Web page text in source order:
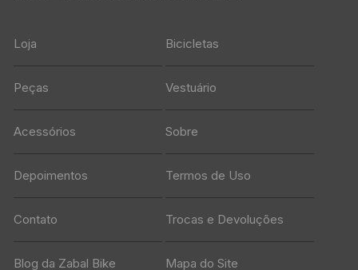
Loja Bicicletas
Peças Vestuário
Acessórios Sobre
Depoimentos Termos de Uso
Contato Trocas e Devoluções
Blog da Zabal Bike Mapa do Site